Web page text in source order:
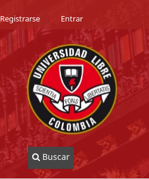
Buscar
Registrarse Entrar